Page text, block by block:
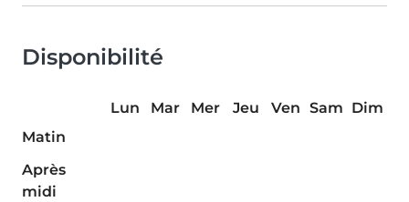
Disponibilité
Lun Mar Mer Jeu Ven Sam Dim
Matin
Après
midi